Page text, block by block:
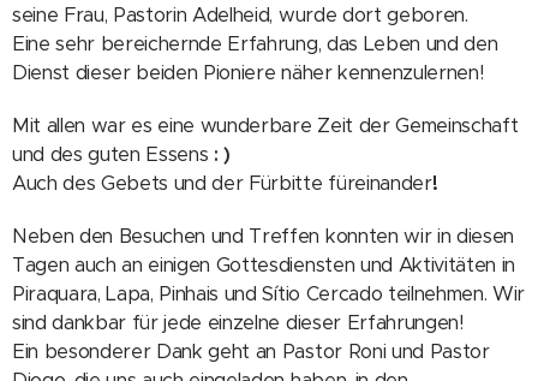
seine Frau, Pastorin Adelheid, wurde dort geboren.
Eine sehr bereichernde Erfahrung, das Leben und den
Dienst dieser beiden Pioniere näher kennenzulernen!
Mit allen war es eine wunderbare Zeit der Gemeinschaft
und des guten Essens : )
Auch des Gebets und der Fürbitte füreinander!
Neben den Besuchen und Treffen konnten wir in diesen
Tagen auch an einigen Gottesdiensten und Aktivitäten in
Piraquara, Lapa, Pinhais und Sítio Cercado teilnehmen. Wir
sind dankbar für jede einzelne dieser Erfahrungen!
Ein besonderer Dank geht an Pastor Roni und Pastor